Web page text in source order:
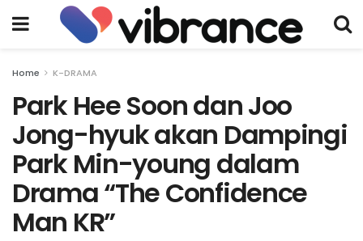
Home K-DRAMA
Park Hee Soon dan Joo
Jong-hyuk akan Dampingi
Park Min-young dalam
Drama “The Confidence
Man KR”